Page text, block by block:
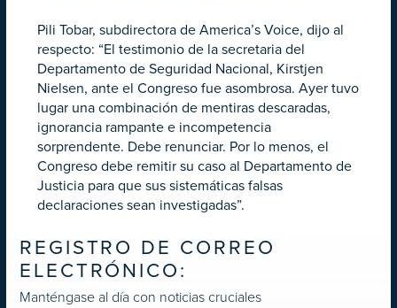
Pili Tobar, subdirectora de America’s Voice, dijo al
respecto: “El testimonio de la secretaria del
Departamento de Seguridad Nacional, Kirstjen
Nielsen, ante el Congreso fue asombrosa. Ayer tuvo
lugar una combinación de mentiras descaradas,
ignorancia rampante e incompetencia
sorprendente. Debe renunciar. Por lo menos, el
Congreso debe remitir su caso al Departamento de
Justicia para que sus sistemáticas falsas
declaraciones sean investigadas”.
REGISTRO DE CORREO
ELECTRÓNICO:
Manténgase al día con noticias cruciales